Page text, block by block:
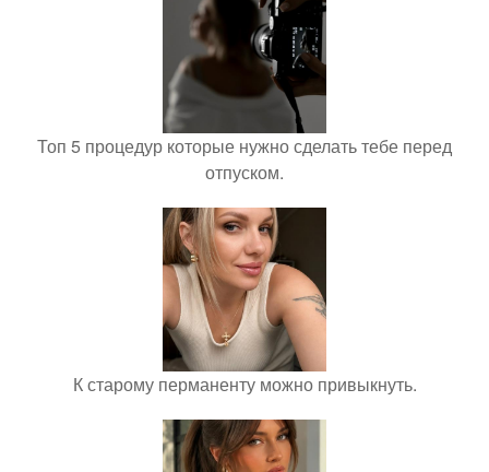
Топ 5 процедур которые нужно сделать тебе перед
отпуском.
К старому перманенту можно привыкнуть.